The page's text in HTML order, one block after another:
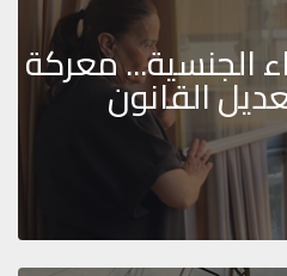
الجنسية... معركة
القانون